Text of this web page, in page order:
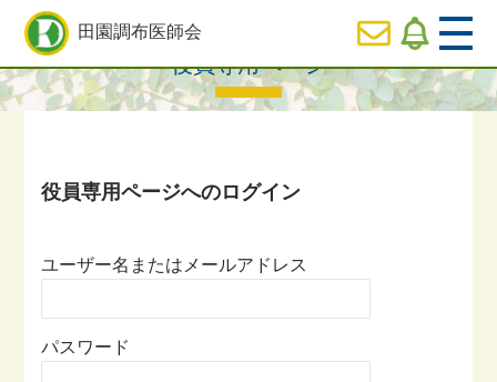
田園調布医師会
  HOME
  役員専用ページ
HOME>
役員専用ページ
ユーザー名またはメールアドレス
パスワード